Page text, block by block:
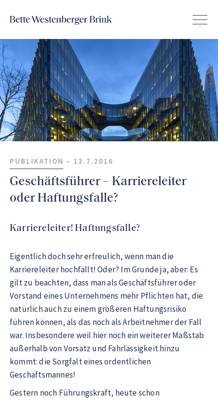
PUBLIKATION – 13.7.2016
Geschäftsführer – Karriereleiter
oder Haftungsfalle?
Karriereleiter! Haftungsfalle?
Eigentlich doch sehr erfreulich, wenn man die
Karriereleiter hochfällt! Oder? Im Grunde ja, aber: Es
gilt zu beachten, dass man als Geschäftsführer oder
Vorstand eines Unternehmens mehr Pflichten hat, die
natürlich auch zu einem größeren Haftungsrisiko
führen können, als das noch als Arbeitnehmer der Fall
war. Insbesondere weil hier noch ein weiterer Maßstab
außerhalb von Vorsatz und Fahrlässigkeit hinzu
kommt: die Sorgfalt eines ordentlichen
Geschäftsmannes!
Gestern noch Führungskraft, heute schon